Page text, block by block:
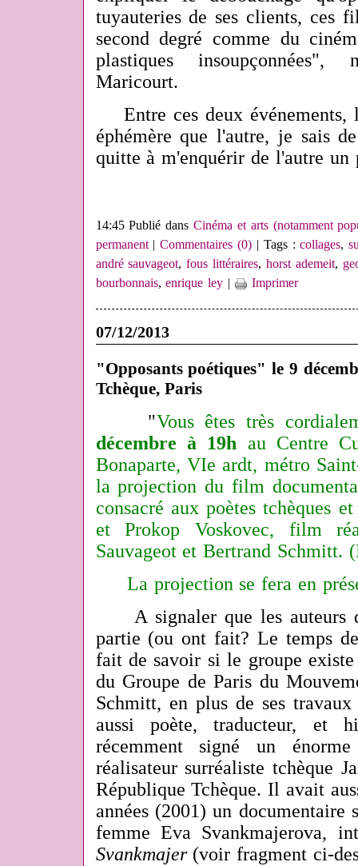
tuyauteries de ses clients, ces
second degré comme du
plastiques
Maricourt.
Entre ces deux événements,
éphémère que l'autre, je sais
quitte à m'enquérir de l'autre un
14:45 Publié dansCinéma et arts (notamment
permanent|Commentaires (0) | Tags :collages,
andré sauvageot,fous littéraires, horst ademeit,
bourbonnais,enrique ley | Imprimer
07/12/2013
"Opposants poétiques" le 9
Tchèque, Paris
"Vous êtes très
décembre à 19h au Centre
Bonaparte, VIe ardt, métro
la projection du film
consacré aux poètes tchèques
et Prokop Voskovec, film
Sauvageot et Bertrand Schmitt.
La projection se fera en
A signaler que les auteurs
partie (ou ont fait? Le temps
fait de savoir si le groupe
du Groupe de Paris du
Schmitt, en plus de ses travaux
aussi poète, traducteur, et
récemment signé un
réalisateur surréaliste tchèque
République Tchèque. Il avait
années (2001) un documentaire
femme Eva Svankmajerova,
Svankmajer(voir fragment ci-